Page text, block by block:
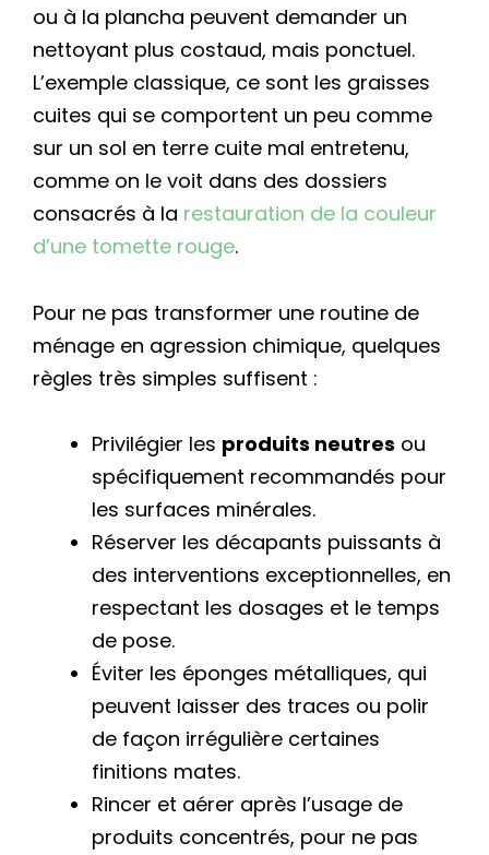
ou à la plancha peuvent demander un
nettoyant plus costaud, mais ponctuel.
L’exemple classique, ce sont les graisses
cuites qui se comportent un peu comme
sur un sol en terre cuite mal entretenu,
comme on le voit dans des dossiers
consacrés à la restauration de la couleur
d’une tomette rouge.
Pour ne pas transformer une routine de
ménage en agression chimique, quelques
règles très simples suffisent :
Privilégier les produits neutres ou
spécifiquement recommandés pour
les surfaces minérales.
Réserver les décapants puissants à
des interventions exceptionnelles, en
respectant les dosages et le temps
de pose.
Éviter les éponges métalliques, qui
peuvent laisser des traces ou polir
de façon irrégulière certaines
finitions mates.
Rincer et aérer après l’usage de
produits concentrés, pour ne pas